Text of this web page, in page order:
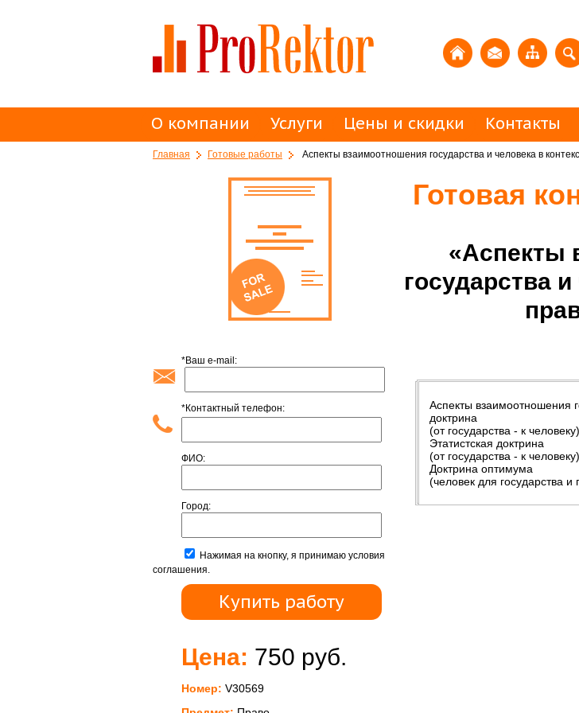
О компании Услуги Цены и скидки Контакты
Главная Готовые работы Аспекты взаимоотношения государства и человека в
Готовая
«Аспекты
государства
*Ваш e-mail:
*Контактный телефон:
ФИО:
Город:
Нажимая на кнопку, я принимаю условия
соглашения.
Цена: 750 руб.
Номер: V30569
Аспекты взаимоотношения
доктрина
(от государства - к человеку)
Этатистская доктрина
(от государства - к человеку)
Доктрина оптимума
(человек для государства и